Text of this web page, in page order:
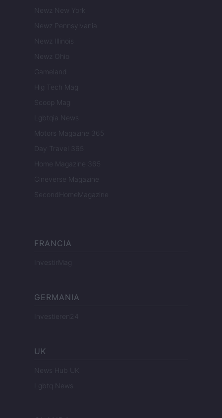
Newz New York
Newz Pennsylvania
Newz Illinois
Newz Ohio
Gameland
Hig Tech Mag
Scoop Mag
Lgbtqia News
Motors Magazine 365
Day Travel 365
Home Magazine 365
Cineverse Magazine
SecondHomeMagazine
FRANCIA
InvestirMag
GERMANIA
Investieren24
UK
News Hub UK
Lgbtq News